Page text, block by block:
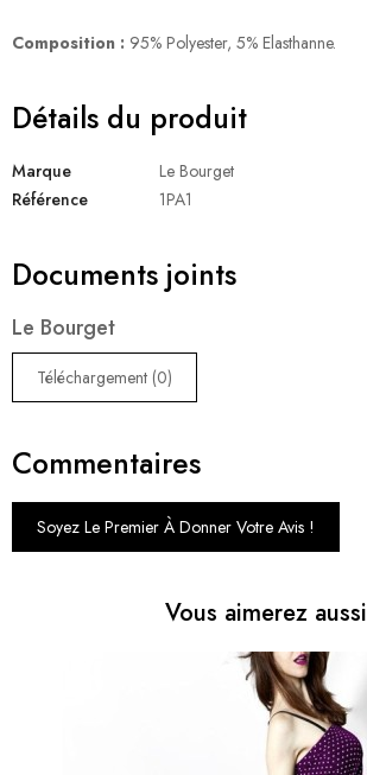
Composition : 95% Polyester, 5% Elasthanne.
Détails du produit
Marque
Le Bourget
Référence
1PA1
Documents joints
Le Bourget
Téléchargement (0)
Commentaires
Soyez Le Premier À Donner Votre Avis !
Vous aimerez aussi